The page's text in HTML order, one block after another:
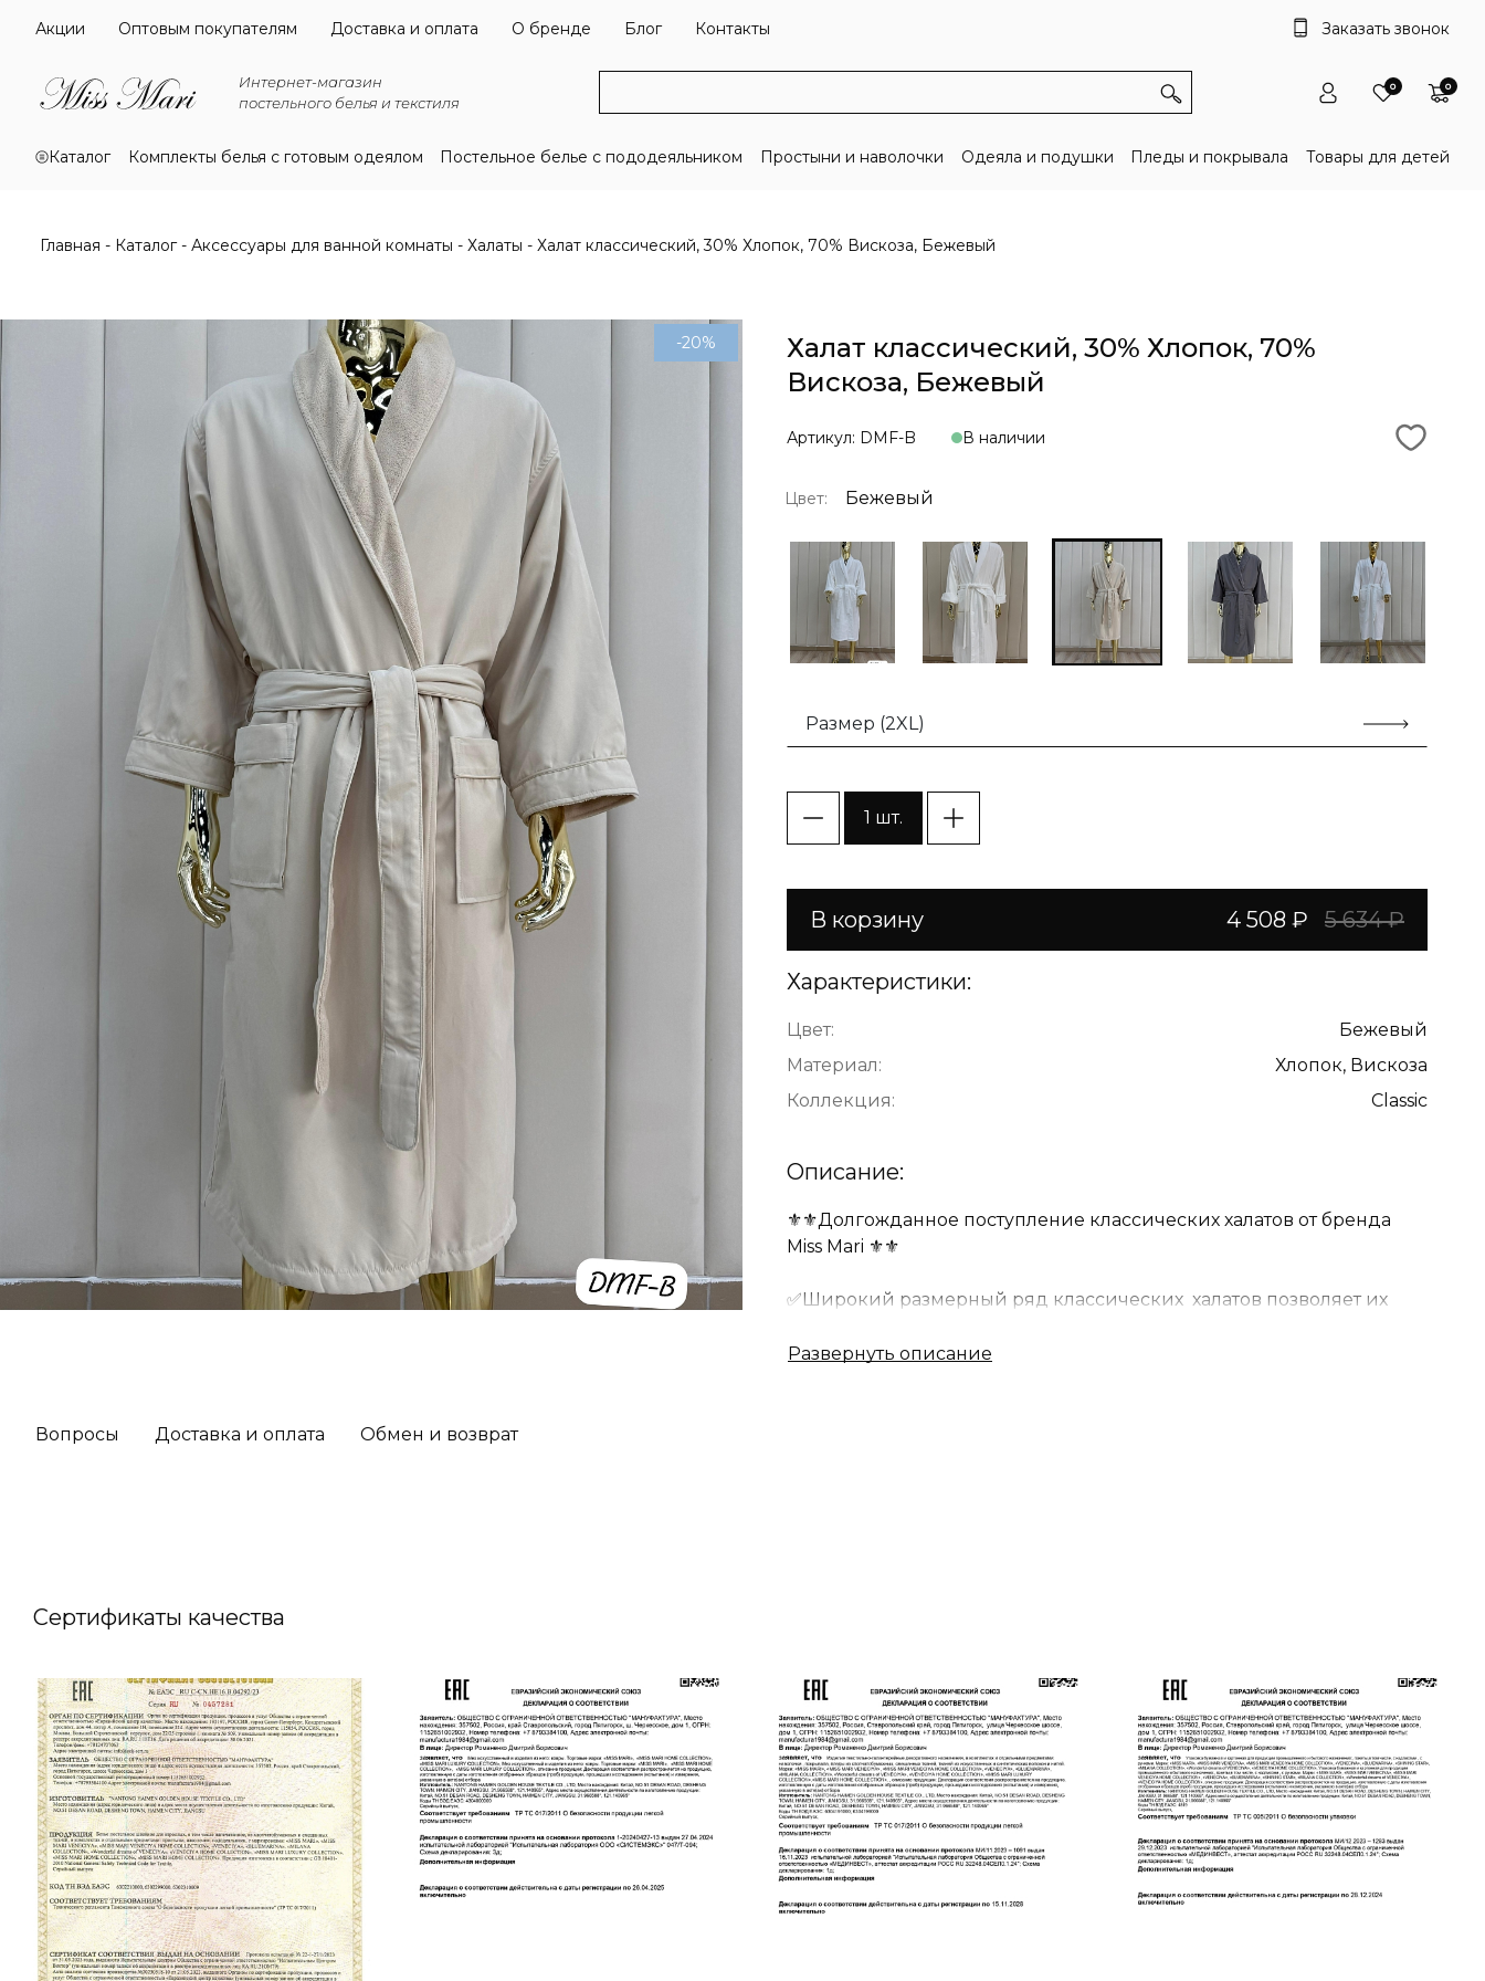
Акции Оптовым покупателям Доставка и оплата О бренде Блог Контакты Заказать звонок
Интернет-магазин
постельного белья и текстиля
0 0
Каталог Комплекты белья с готовым одеялом Постельное белье с пододеяльником Простыни и наволочки Одеяла и подушки Пледы и покрывала Товары для детей
Главная Каталог Аксессуары для ванной комнаты Халаты Халат классический, 30% Хлопок, 70% Вискоза, Бежевый
-20%
Халат классический, 30% Хлопок, 70%
Вискоза, Бежевый
Артикул: DMF-B В наличии
Цвет: Бежевый
Размер (2XL)
1 шт.
В корзину 4 508 ₽ 5 634 ₽
Характеристики:
Цвет:
Бежевый
Материал:
Хлопок, Вискоза
Коллекция:
Classic
Описание:
⚜️⚜️Долгожданное поступление классических халатов от бренда
Miss Mari ⚜️⚜️
✅Широкий размерный ряд классических халатов позволяет их
Вопросы Доставка и оплата Обмен и возврат
Сертификаты качества